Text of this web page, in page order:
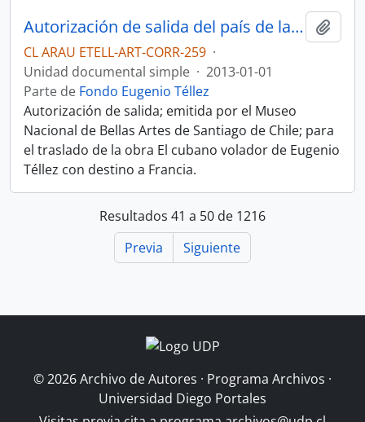
Autorización de salida del país de la obra "El cubano Volador"
CL ARAU ETELL-ART-CORR-259 ·
Unidad documental simple · 2013-01-01
Parte de Fondo Eugenio Téllez
Autorización de salida; emitida por el Museo
Nacional de Bellas Artes de Santiago de Chile; para
el traslado de la obra El cubano volador de Eugenio
Téllez con destino a Francia.
Resultados 41 a 50 de 1216
Previa
Siguiente
© 2026 Archivo de Autores · Programa Archivos ·
Universidad Diego Portales